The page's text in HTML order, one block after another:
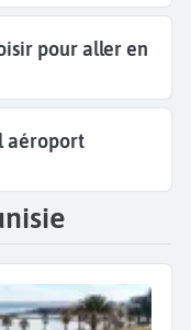
pour aller en
aéroport